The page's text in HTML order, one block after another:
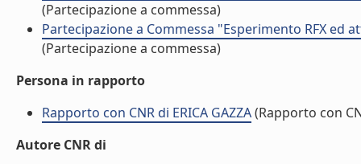
(Partecipazione a commessa)
Partecipazione a Commessa "Esperimento RFX ed
(Partecipazione a commessa)
Persona in rapporto
Rapporto con CNR di ERICA GAZZA(Rapporto con
Autore CNR di